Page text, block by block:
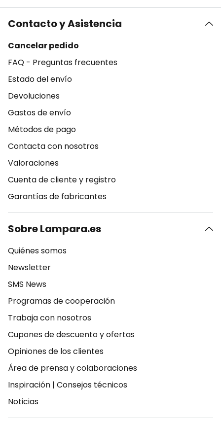
Contacto y Asistencia
Cancelar pedido
FAQ - Preguntas frecuentes
Estado del envío
Devoluciones
Gastos de envío
Métodos de pago
Contacta con nosotros
Valoraciones
Cuenta de cliente y registro
Garantías de fabricantes
Sobre Lampara.es
Quiénes somos
Newsletter
SMS News
Programas de cooperación
Trabaja con nosotros
Cupones de descuento y ofertas
Opiniones de los clientes
Área de prensa y colaboraciones
Inspiración | Consejos técnicos
Noticias